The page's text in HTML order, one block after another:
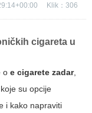
Klik： 306
cigareta u
o e cigarete zadar,
su opcije
i kako napraviti